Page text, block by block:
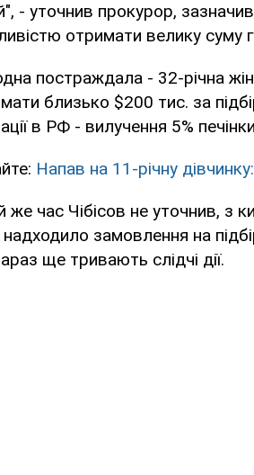
- уточнив прокурор,
отримати велику суму
постраждала - 32-річна
близько $200 тис. за
в РФ - вилучення 5%
Напав на 11-річну
же час Чібісов не уточнив, з
надходило замовлення на
ще тривають слідчі дії.